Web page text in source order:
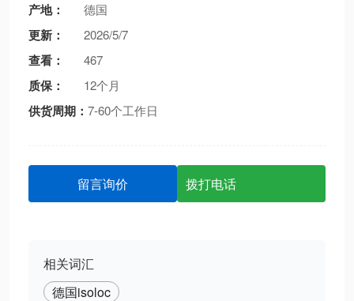
产地： 德国
更新： 2026/5/7
查看： 467
质保： 12个月
供货周期： 7-60个工作日
留言询价 拨打电话
相关词汇
德国​isoloc